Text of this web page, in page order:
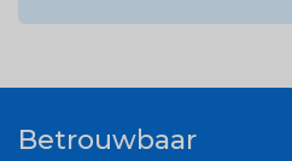
Betrouwbaar